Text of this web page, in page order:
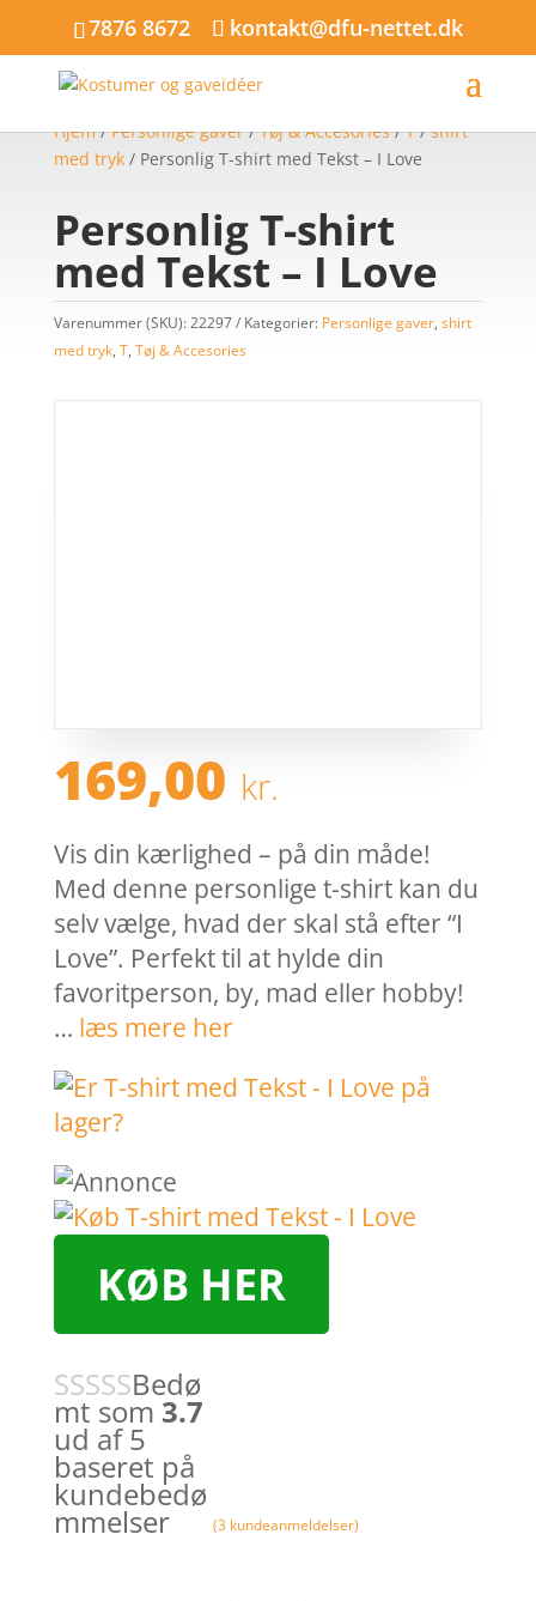
7876 8672 kontakt@dfu-nettet.dk
Hjem/Personlige gaver/Tøj & Accesories/T/shirt
med tryk/ Personlig T-shirt med Tekst – I Love
Personlig T-shirt
med Tekst – I Love
Varenummer (SKU):22297 Kategorier: Personlige gaver, shirt
med tryk, T, Tøj & Accesories
169,00 kr.
Vis din kærlighed – på din måde!
Med denne personlige t-shirt kan du
selv vælge, hvad der skal stå efter “I
Love”. Perfekt til at hylde din
favoritperson, by, mad eller hobby!
… læs mere her
KØB HER
Bedø
mt som 3.7
ud af 5
baseret på
kundebedø
mmelser (3 kundeanmeldelser)